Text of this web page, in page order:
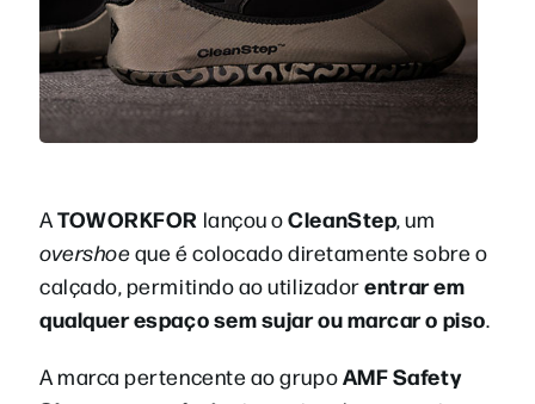
ATOWORKFOR lançou oCleanStep, um
overshoeque é colocado diretamente sobre o
calçado, permitindo ao utilizadorentrar em
qualquer espaço sem sujar ou marcar o piso.
A marca pertencente ao grupoAMF Safety